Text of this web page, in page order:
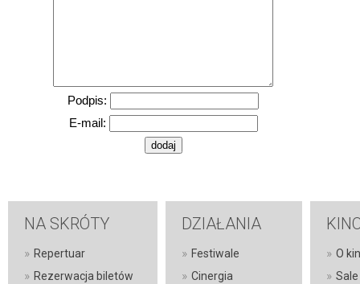
Podpis:
E-mail:
NA SKRÓTY
» Repertuar
» Rezerwacja biletów
DZIAŁANIA
» Festiwale
» Cinergia
» O
»